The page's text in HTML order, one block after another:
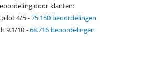
door klanten:
4/5-75.150 beoordelingen
9.1/10-68.716 beoordelingen